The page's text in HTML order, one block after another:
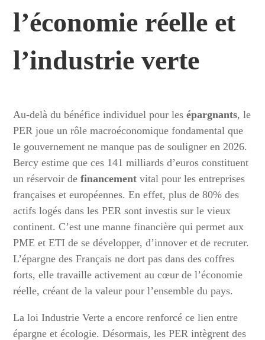
l’économie réelle et
l’industrie verte
Au-delà du bénéfice individuel pour lesépargnants, le
PER joue un rôle macroéconomique fondamental que
le gouvernement ne manque pas de souligner en 2026.
Bercy estime que ces 141 milliards d’euros constituent
un réservoir definancement vital pour les entreprises
françaises et européennes. En effet, plus de 80% des
actifs logés dans les PER sont investis sur le vieux
continent. C’est une manne financière qui permet aux
PME et ETI de se développer, d’innover et de recruter.
L’épargne des Français ne dort pas dans des coffres
forts, elle travaille activement au cœur de l’économie
réelle, créant de la valeur pour l’ensemble du pays.
La loi Industrie Verte a encore renforcé ce lien entre
épargne et écologie. Désormais, les PER intègrent des